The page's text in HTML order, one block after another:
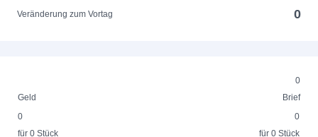
Veränderung zum Vortag 0
0
Geld
Brief
0
für 0 Stück
0
für 0 Stück